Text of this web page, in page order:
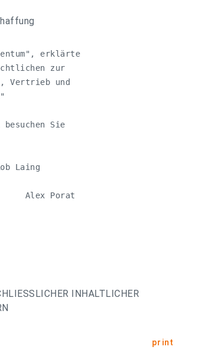
erklärte
zur
Vertrieb und
besuchen Sie
Rob Laing
Alex Porat
INHALTLICHER
print